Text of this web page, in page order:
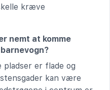
kræve
nemt at komme
pladser er flade og
kan være